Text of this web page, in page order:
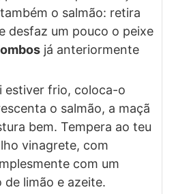
o salmão: retira
e desfaz um pouco o peixe
já anteriormente
estiver frio, coloca-o
o salmão, a maçã
bem. Tempera ao teu
vinagrete, com
com um
de limão e azeite.